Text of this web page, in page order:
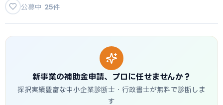
公募中 25件
新事業の補助金申請、プロに任せませんか？
採択実績豊富な中小企業診断士・行政書士が無料で診断しま
す